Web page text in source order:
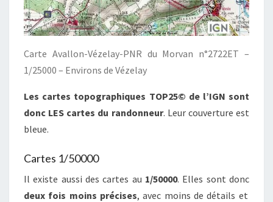
Carte Avallon-Vézelay-PNR du Morvan n°2722ET –
1/25000 – Environs de Vézelay
Les cartes topographiques TOP25© de l’IGN sont
donc LES cartes du randonneur. Leur couverture est
bleue.
Cartes 1/50000
Il existe aussi des cartes au 1/50000. Elles sont donc
deux fois moins précises, avec moins de détails et